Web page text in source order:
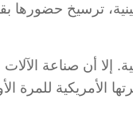
ترسيخ حضورها
أن صناعة الآلات
الآلات الزراعية نظيرتها